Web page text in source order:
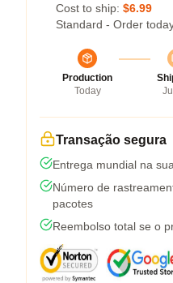
Cost to ship: $6.99
Standard - Order
Production
Today
Transação segura
Entrega mundial na
Número de
pacotes
Reembolso total se o